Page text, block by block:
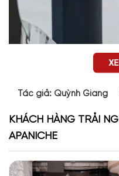
Hình dáng chai giống với
Tác giả: Quỳnh Giang
KHÁCH HÀNG TRẢI
APANICHE